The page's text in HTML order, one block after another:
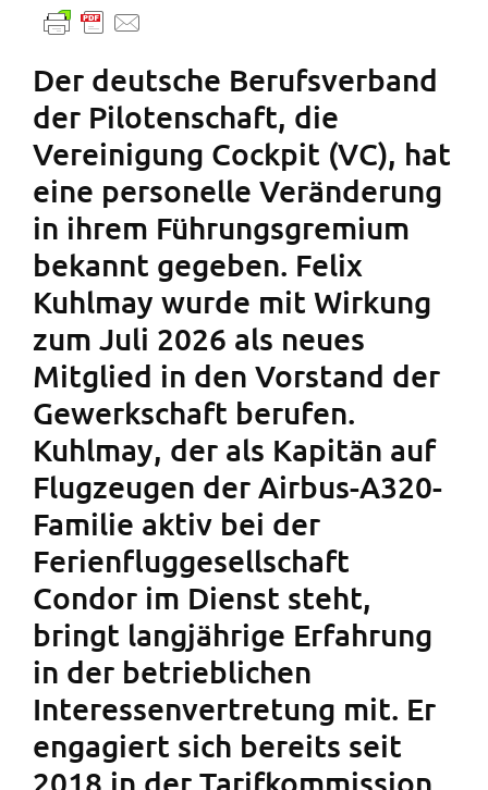
Der deutsche Berufsverband
der Pilotenschaft, die
Vereinigung Cockpit (VC), hat
eine personelle Veränderung
in ihrem Führungsgremium
bekannt gegeben. Felix
Kuhlmay wurde mit Wirkung
zum Juli 2026 als neues
Mitglied in den Vorstand der
Gewerkschaft berufen.
Kuhlmay, der als Kapitän auf
Flugzeugen der Airbus-A320-
Familie aktiv bei der
Ferienfluggesellschaft
Condor im Dienst steht,
bringt langjährige Erfahrung
in der betrieblichen
Interessenvertretung mit. Er
engagiert sich bereits seit